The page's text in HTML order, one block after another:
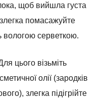
щоб вийшла густа
помасажуйте
вологою серветкою.
цього візьміть
олії (зародків
злегка підігрійте